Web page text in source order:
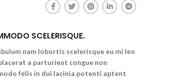
SCELERISQUE.
nam lobortis scelerisque eu mi leo
a parturient congue non
felis in dui lacinia potenti aptent